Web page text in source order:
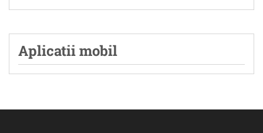
Aplicatii mobil